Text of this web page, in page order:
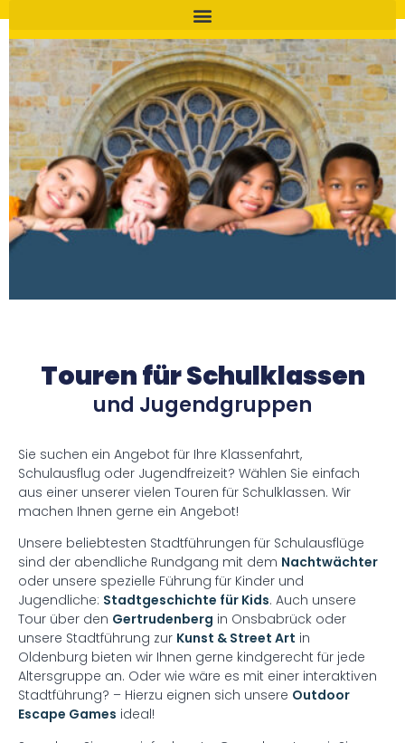
Touren für Schulklassen
und Jugendgruppen
Sie suchen ein Angebot für Ihre Klassenfahrt,
Schulausflug oder Jugendfreizeit? Wählen Sie einfach
aus einer unserer vielen Touren für Schulklassen. Wir
machen Ihnen gerne ein Angebot!
Unsere beliebtesten Stadtführungen für Schulausflüge
sind der abendliche Rundgang mit dem Nachtwächter
oder unsere spezielle Führung für Kinder und
Jugendliche: Stadtgeschichte für Kids. Auch unsere
Tour über den Gertrudenberg in Onsbabrück oder
unsere Stadtführung zur Kunst & Street Art in
Oldenburg bieten wir Ihnen gerne kindgerecht für jede
Altersgruppe an. Oder wie wäre es mit einer interaktiven
Stadtführung? – Hierzu eignen sich unsere Outdoor
Escape Games ideal!